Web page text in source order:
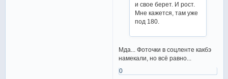
и свое берет. И рост.
Мне кажется, там уже
под 180.
Мда... Фоточки в соцленте какбэ
намекали, но всё равно...
0